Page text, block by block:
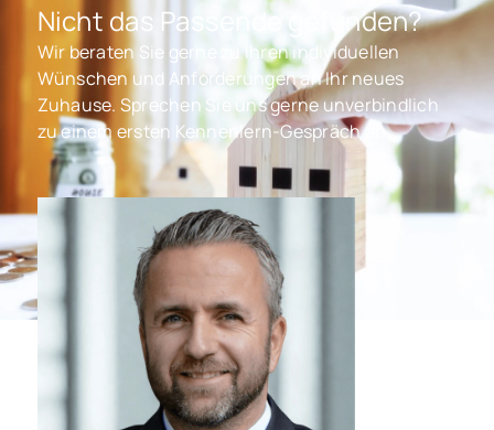
Nicht das Passende gefunden?
Wir beraten Sie gerne zu Ihren individuellen
Wünschen und Anforderungen an Ihr neues
Zuhause. Sprechen Sie uns gerne unverbindlich
zu einem ersten Kennenlern-Gespräch an.